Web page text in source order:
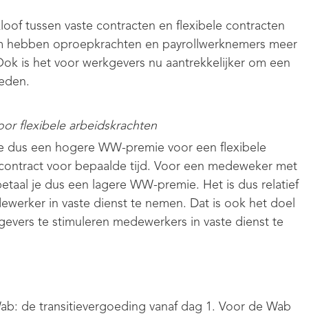
tussen vaste contracten en flexibele contracten
hebben oproepkrachten en payrollwerknemers meer
is het voor werkgevers nu aantrekkelijker om een
flexibele arbeidskrachten
dus een hogere WW-premie voor een flexibele
voor bepaalde tijd. Voor een medeweker met
je dus een lagere WW-premie. Het is dus relatief
in vaste dienst te nemen. Dat is ook het doel
te stimuleren medewerkers in vaste dienst te
de transitievergoeding vanaf dag 1. Voor de Wab